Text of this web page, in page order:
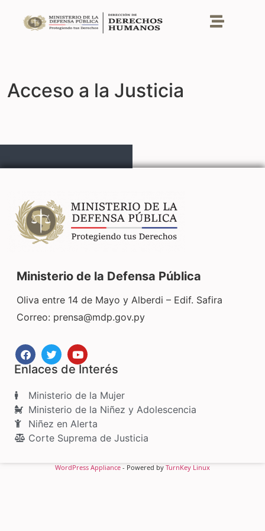
Acceso a la Justicia
Ministerio de la Defensa Pública
Oliva entre 14 de Mayo y Alberdi – Edif. Safira
Correo: prensa@mdp.gov.py
Enlaces de Interés
Ministerio de la Mujer
Ministerio de la Niñez y Adolescencia
Niñez en Alerta
Corte Suprema de Justicia
WordPress Appliance - Powered by TurnKey Linux